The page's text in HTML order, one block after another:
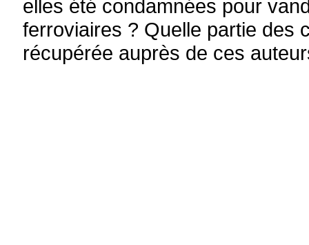
elles été condamnées pour
ferroviaires ? Quelle partie des
récupérée auprès de ces